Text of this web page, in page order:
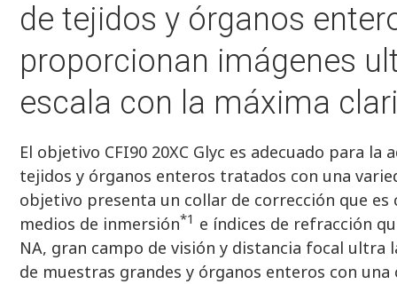
de tejidos y órganos
proporcionan imágenes
escala con la máxima
El objetivo CFI90 20XC Glyc es adecuado para
tejidos y órganos enteros tratados con una
objetivo presenta un collar de corrección que
medios de inmersión*1 e índices de refracción
NA, gran campo de visión y distancia focal
de muestras grandes y órganos enteros con